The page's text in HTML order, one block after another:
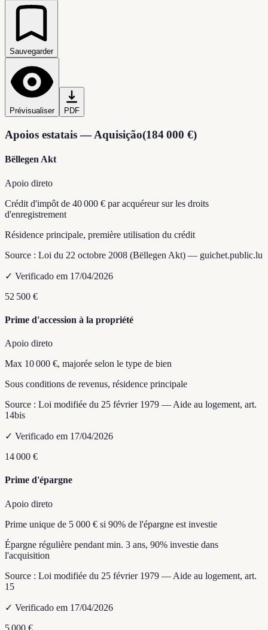
Sauvegarder
Prévisualiser PDF
Apoios estatais — Aquisição(184 000 €)
Bëllegen Akt
Apoio direto
Crédit d'impôt de 40 000 € par acquéreur sur les droits
d'enregistrement
Résidence principale, première utilisation du crédit
Source : Loi du 22 octobre 2008 (Bëllegen Akt) — guichet.public.lu
✓ Verificado em 17/04/2026
52 500 €
Prime d'accession à la propriété
Apoio direto
Max 10 000 €, majorée selon le type de bien
Sous conditions de revenus, résidence principale
Source : Loi modifiée du 25 février 1979 — Aide au logement, art.
14bis
✓ Verificado em 17/04/2026
14 000 €
Prime d'épargne
Apoio direto
Prime unique de 5 000 € si 90% de l'épargne est investie
Épargne régulière pendant min. 3 ans, 90% investie dans
l'acquisition
Source : Loi modifiée du 25 février 1979 — Aide au logement, art.
15
✓ Verificado em 17/04/2026
5 000 €